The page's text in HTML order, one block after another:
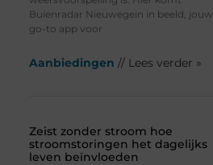
Buienradar Nieuwegein in beeld, jouw
go-to app voor
Aanbiedingen // Lees verder »
Zeist zonder stroom hoe
stroomstoringen het dagelijks
leven beïnvloeden